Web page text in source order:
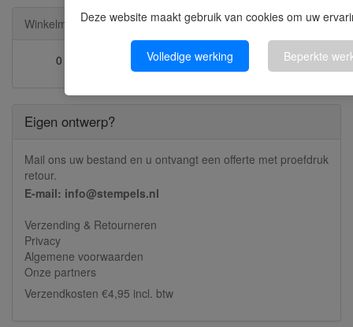
Deze website maakt gebruik van cookies om uw
Volledige werking Beperkte
Winkelmandje
0 artikelen
Eigen ontwerp?
Mail ons uw bestand en u ontvangt een offerte met proefdruk
retour.
E-mail: info@stempels.nl
Verzending & Retourneren
Privacy
Algemene voorwaarden
Onze partners
Verzendkosten €4,95 incl. btw